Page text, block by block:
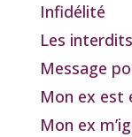
Infidélité
Les
Message
Mon ex est
Mon ex